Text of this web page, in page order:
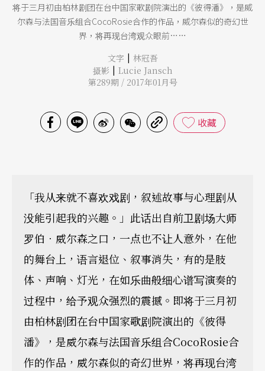
将于三月初由柏林剧团在台中国家歌剧院演出的《彼得潘》，是威
尔森与法国音乐组合CocoRosie合作的作品，威尔森似的奇幻世
界，将再现台湾观众眼前……
文字 | 林冠吾
摄影 | Lucie Jansch
第289期 / 2017年01月号
收藏
「我从来就不喜欢戏剧，叙述故事与心理剧从
没能引起我的兴趣。」此话出自前卫剧场大师
罗伯．威尔森之口，一点也不让人意外，在他
的舞台上，语言退位、叙事消失，有的是肢
体、声响、灯光，在如乐曲般细心谱写演奏的
过程中，给予观众强烈的震撼。即将于三月初
由柏林剧团在台中国家歌剧院演出的《彼得
潘》，是威尔森与法国音乐组合CocoRosie合
作的作品，威尔森似的奇幻世界，将再现台湾